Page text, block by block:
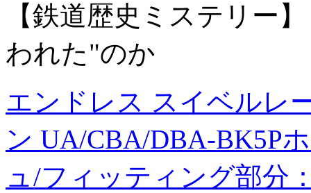
【鉄道歴史ミステリー
われた"のか
エンドレス スイベルレ
ン UA/CBA/DBA-BK5P
ュ/フィッティング部分